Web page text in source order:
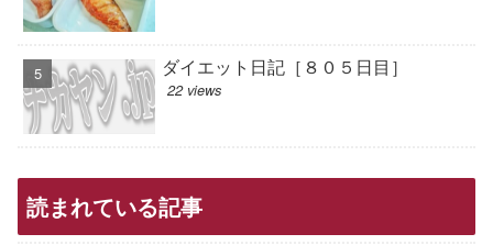
ダイエット日記［８０５日目］
22 views
読まれている記事